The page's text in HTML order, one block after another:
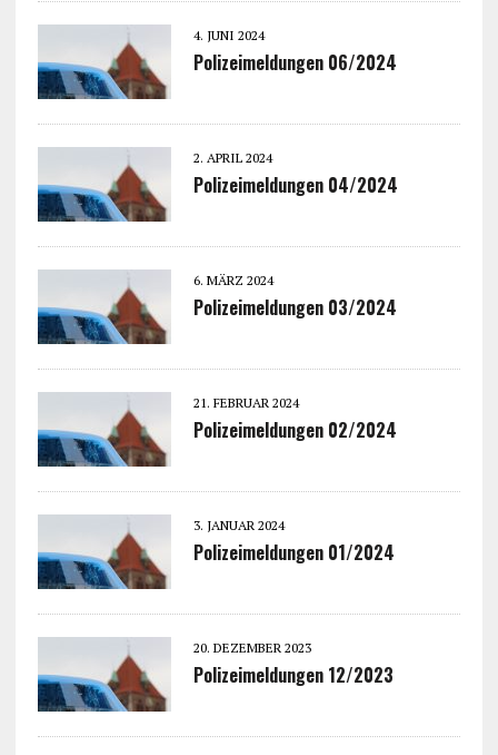
4. JUNI 2024
Polizeimeldungen 06/2024
2. APRIL 2024
Polizeimeldungen 04/2024
6. MÄRZ 2024
Polizeimeldungen 03/2024
21. FEBRUAR 2024
Polizeimeldungen 02/2024
3. JANUAR 2024
Polizeimeldungen 01/2024
20. DEZEMBER 2023
Polizeimeldungen 12/2023